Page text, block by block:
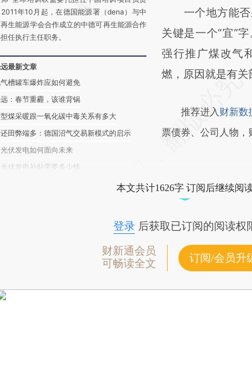
2011年10月起，在德国能源署（dena）与中
生能源学会合作成立的中德可再生能源合作
任执行主任职务。
最新文章
槽罐车爆炸应如何避免
：春节重霾，该谁背锅
煤采暖跟一氧化碳中毒关系有多大
田弊端多：德国沼气交易新模式的启示
伏发电如何面向未来
光伏发电补贴需要多少钱
一个地方能否
关键是一个“宜”
强行推广煤改气
燃，原因就是有关
推荐进入财新数
票债券、公司人物，
本文共计1626字 订阅后继续阅
登录后获取已订阅的阅读权
财新通会员
可畅读全文
订阅/会员升